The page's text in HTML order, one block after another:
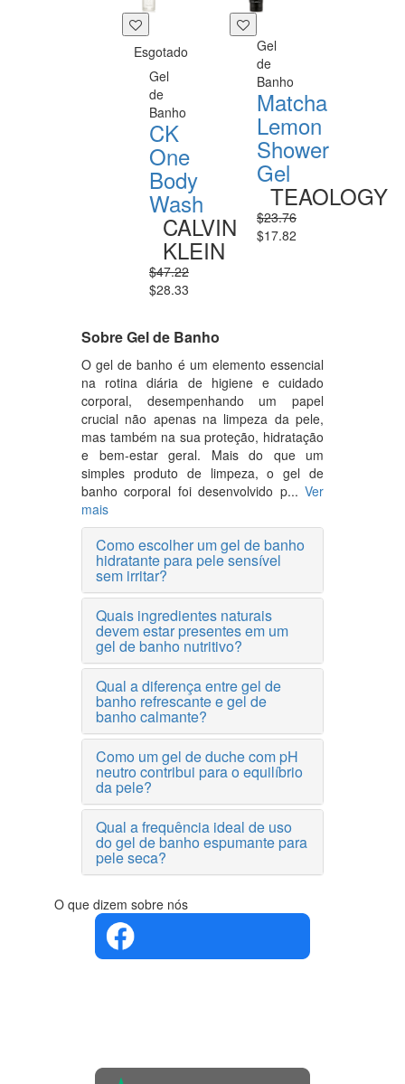
Esgotado
Gel
de
Banho
CK
One
Body
Wash
CALVIN
KLEIN
$47.22
$28.33
Gel
de
Banho
Matcha
Lemon
Shower
Gel
TEAOLOGY
$23.76
$17.82
Sobre Gel de Banho
O gel de banho é um elemento essencial
na rotina diária de higiene e cuidado
corporal, desempenhando um papel
crucial não apenas na limpeza da pele,
mas também na sua proteção, hidratação
e bem-estar geral. Mais do que um
simples produto de limpeza, o gel de
banho corporal foi desenvolvido p... Ver
mais
Como escolher um gel de banho
hidratante para pele sensível
sem irritar?
Quais ingredientes naturais
devem estar presentes em um
gel de banho nutritivo?
Qual a diferença entre gel de
banho refrescante e gel de
banho calmante?
Como um gel de duche com pH
neutro contribui para o equilíbrio
da pele?
Qual a frequência ideal de uso
do gel de banho espumante para
pele seca?
O que dizem sobre nós